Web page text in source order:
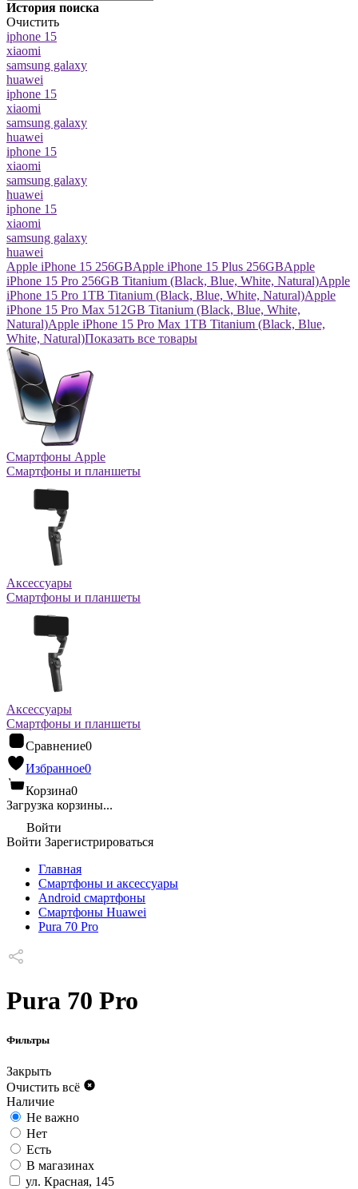
История поиска
Очистить
iphone 15
xiaomi
samsung galaxy
huawei
iphone 15
xiaomi
samsung galaxy
huawei
iphone 15
xiaomi
samsung galaxy
huawei
iphone 15
xiaomi
samsung galaxy
huawei
Apple iPhone 15 256GBApple iPhone 15 Plus 256GBApple
iPhone 15 Pro 256GB Titanium (Black, Blue, White, Natural)Apple
iPhone 15 Pro 1TB Titanium (Black, Blue, White, Natural)Apple
iPhone 15 Pro Max 512GB Titanium (Black, Blue, White,
Natural)Apple iPhone 15 Pro Max 1TB Titanium (Black, Blue,
White, Natural)Показать все товары
Смартфоны Apple
Смартфоны и планшеты
Аксессуары
Смартфоны и планшеты
Аксессуары
Смартфоны и планшеты
Сравнение0
Избранное0
Корзина0
Загрузка корзины...
Войти
Войти Зарегистрироваться
Главная
Смартфоны и аксессуары
Android cмартфоны
Смартфоны Huawei
Pura 70 Pro
Pura 70 Pro
Фильтры
Закрыть
Очистить всё
Наличие
Не важно
Нет
Есть
В магазинах
ул. Красная, 145